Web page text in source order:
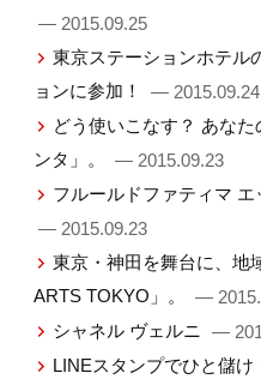
— 2015.09.25
東京ステーションホテル
ョンに参加！
— 2015.09.24
どう使いこなす？ あな
ンタ」。
— 2015.09.23
フルールドファティマ
— 2015.09.23
東京・神田を舞台に、地
ARTS TOKYO」。
—
シャネル ヴェルニ —
LINEスタンプでひと儲け